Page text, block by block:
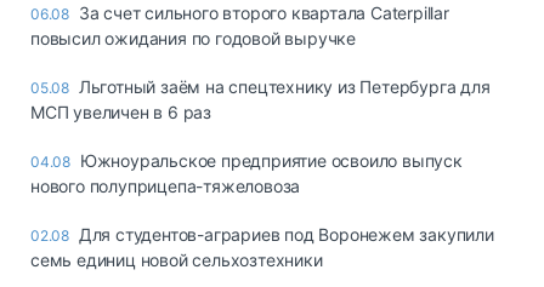
06.08 За счет сильного второго квартала Caterpillar
повысил ожидания по годовой выручке
05.08 Льготный заём на спецтехнику из Петербурга для
МСП увеличен в 6 раз
04.08 Южноуральское предприятие освоило выпуск
нового полуприцепа-тяжеловоза
02.08 Для студентов-аграриев под Воронежем закупили
семь единиц новой сельхозтехники